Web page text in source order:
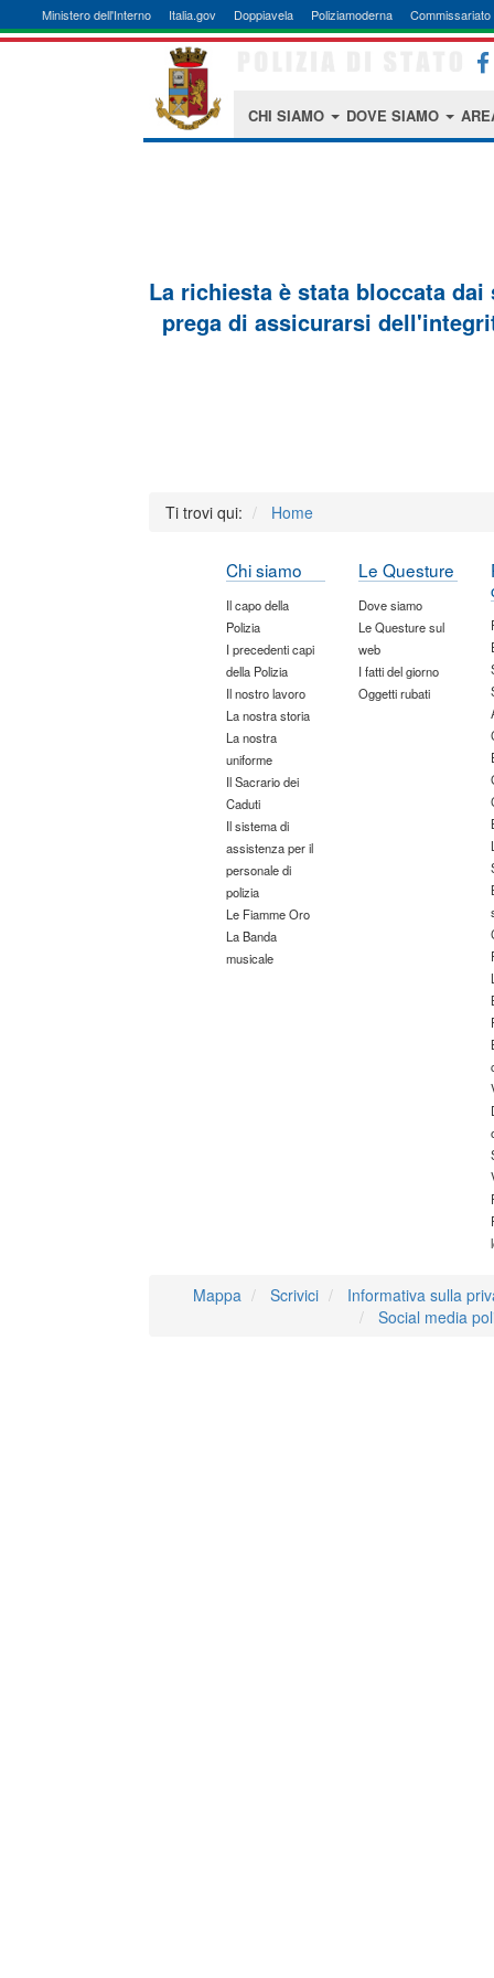
Ministero dell'Interno Italia.gov Doppiavela Poliziamoderna Commissariato
CHI SIAMO DOVE SIAMO
La richiesta è stata bloccata
prega di assicurarsi
Ti trovi qui: Home
Chi siamo
Il capo della
Polizia
I precedenti capi
della Polizia
Il nostro lavoro
La nostra storia
La nostra
uniforme
Il Sacrario dei
Caduti
Il sistema di
assistenza per il
personale di
polizia
Le Fiamme Oro
La Banda
musicale
Le Questure
Dove siamo
Le Questure sul
web
I fatti del giorno
Oggetti rubati
Mappa Scrivici
Informativa sulla
Social media